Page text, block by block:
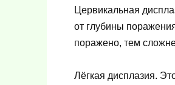
Цервикальная
от глубины
поражено, тем
Лёгкая дисплазия.